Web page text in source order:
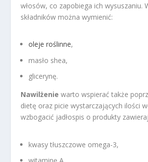
włosów, co zapobiega ich wysuszaniu.
składników można wymienić:
oleje roślinne,
masło shea,
glicerynę.
Nawilżenie warto wspierać także
dietę oraz picie wystarczających ilości
wzbogacić jadłospis o produkty
kwasy tłuszczowe omega-3,